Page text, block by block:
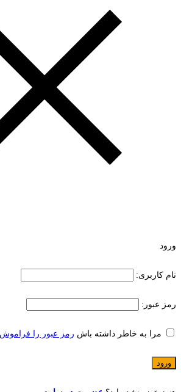
ورود
نام کاربری:
رمز عبور:
مرا به خاطر داشته باش رمز عبور را فراموش